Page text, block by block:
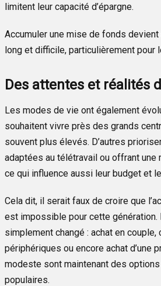
limitent leur capacité d’épargne.
Accumuler une mise de fonds
long et difficile, particulièrement pour
Des attentes et réalités
Les modes de vie ont également
souhaitent vivre près des grands
souvent plus élevés. D’autres
adaptées au télétravail ou offrant une
ce qui influence aussi leur budget et
Cela dit, il serait faux de croire que
est impossible pour cette
simplement changé : achat en
périphériques ou encore achat d’une
modeste sont maintenant des
populaires.